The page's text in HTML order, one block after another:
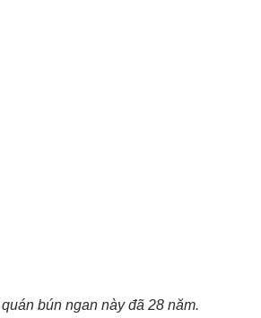
bún ngan này đã 28 năm.